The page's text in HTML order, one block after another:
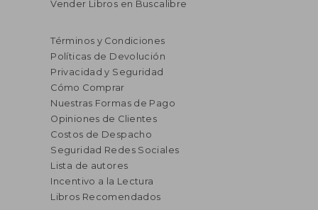
Vender Libros en Buscalibre
Términos y Condiciones
Políticas de Devolución
Privacidad y Seguridad
Cómo Comprar
Nuestras Formas de Pago
Opiniones de Clientes
Costos de Despacho
Seguridad Redes Sociales
Lista de autores
Incentivo a la Lectura
Libros Recomendados